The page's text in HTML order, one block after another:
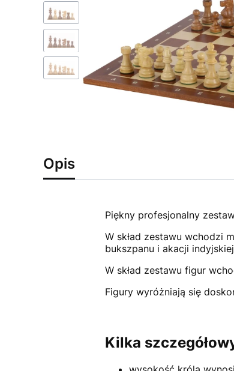
Opis
Piękny profesjonalny
W skład zestawu wchodzi
bukszpanu i akacji
W skład zestawu figur
Figury wyróżniają się
Kilka